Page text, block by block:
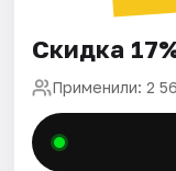
Скидка
Применили: 2